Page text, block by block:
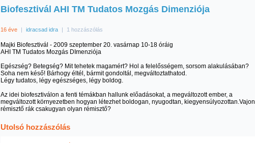
Biofesztivál AHI TM Tudatos Mozgás Dimenziója
16 éve | idracsad idra | 1 hozzászólás
Majki Biofesztivál - 2009 szeptember 20. vasárnap 10-18 óráig
AHI TM Tudatos Mozgás DImenziója
Egészség? Betegség? Mit tehetek magamért? Hol a felelősségem, sorsom alakulásában?
Soha nem késő! Bárhogy éltél, bármit gondoltál, megváltoztathatod.
Légy tudatos, légy egészséges, légy boldog.
Az idei biofesztiválon a fenti témákban hallunk előadásokat, a megváltozott ember, a
megváltozott környezetben hogyan létezhet boldogan, nyugodtan,
rémisztő rák csakugyan olyan rémisztő?
Utolsó hozzászólás